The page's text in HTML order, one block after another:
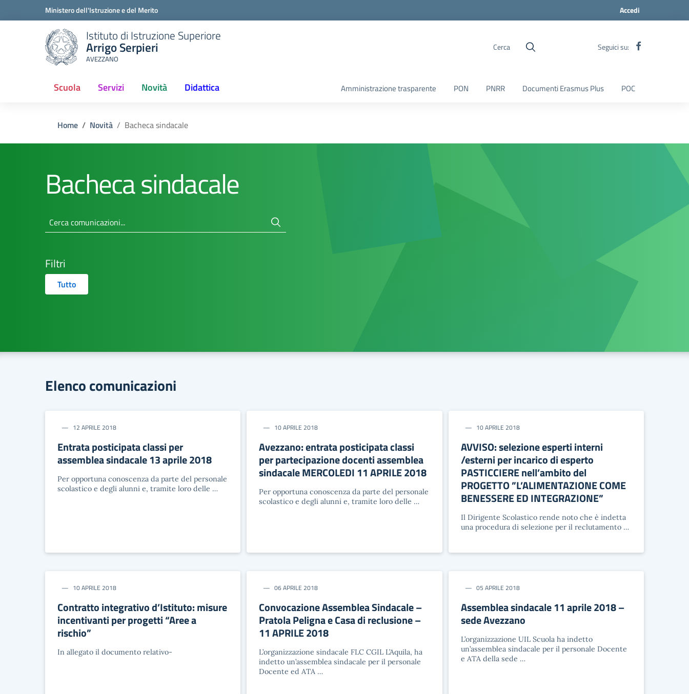
Ministero dell'Istruzione e del Merito Accedi
Istituto di Istruzione Superiore
Arrigo Serpieri
AVEZZANO
Cerca Seguici su:
Scuola Servizi Novità Didattica Amministrazione trasparente PON PNRR Documenti Erasmus Plus POC
Home Novità Bacheca sindacale
Bacheca sindacale
Cerca comunicazioni...
Filtri
Tutto
Elenco comunicazioni
12 APRILE 2018
Entrata posticipata classi per
assemblea sindacale 13 aprile 2018
Per opportuna conoscenza da parte del personale
scolastico e degli alunni e, tramite loro delle …
10 APRILE 2018
Avezzano: entrata posticipata classi
per partecipazione docenti assemblea
sindacale MERCOLEDI 11 APRILE 2018
Per opportuna conoscenza da parte del personale
scolastico e degli alunni e, tramite loro delle …
10 APRILE 2018
AVVISO: selezione esperti interni
/esterni per incarico di esperto
PASTICCIERE nell’ambito del
PROGETTO ”L’ALIMENTAZIONE COME
BENESSERE ED INTEGRAZIONE”
Il Dirigente Scolastico rende noto che è indetta
una procedura di selezione per il reclutamento …
10 APRILE 2018
Contratto integrativo d’Istituto: misure
incentivanti per progetti “Aree a
rischio”
In allegato il documento relativo-
06 APRILE 2018
Convocazione Assemblea Sindacale –
Pratola Peligna e Casa di reclusione –
11 APRILE 2018
L’organizzazione sindacale FLC CGIL L’Aquila, ha
indetto un’assemblea sindacale per il personale
Docente ed ATA …
05 APRILE 2018
Assemblea sindacale 11 aprile 2018 –
sede Avezzano
L’organizzazione UIL Scuola ha indetto
un’assemblea sindacale per il personale Docente
e ATA della sede …